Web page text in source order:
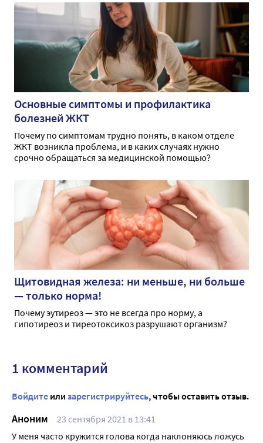
Основные симптомы и профилактика
болезней ЖКТ
Почему по симптомам трудно понять, в каком отделе
ЖКТ возникла проблема, и в каких случаях нужно
срочно обращаться за медицинской помощью?
Щитовидная железа: ни меньше, ни больше
— только норма!
Почему эутиреоз — это не всегда про норму, а
гипотиреоз и тиреотоксикоз разрушают организм?
1 комментарий
Войдите или зарегистрируйтесь, чтобы оставить отзыв.
Аноним
23 сентября 2021 в 13:41
У меня часто кружится голова когда наклоняюсь ложусь